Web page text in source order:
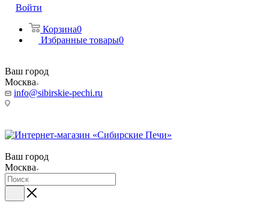
Войти
Корзина0
Избранные товары0
Ваш город
Москва
info@sibirskie-pechi.ru
Ваш город
Москва